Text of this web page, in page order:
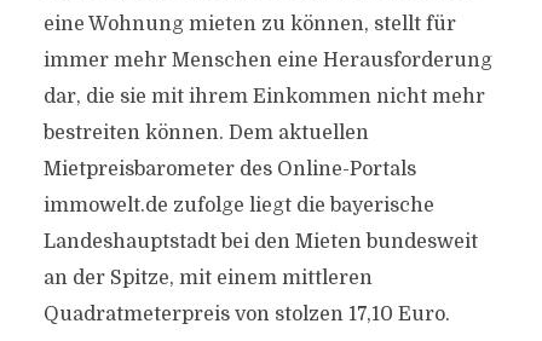
eine Wohnung mieten zu können, stellt für
immer mehr Menschen eine Herausforderung
dar, die sie mit ihrem Einkommen nicht mehr
bestreiten können. Dem aktuellen
Mietpreisbarometer des Online-Portals
immowelt.de zufolge liegt die bayerische
Landeshauptstadt bei den Mieten bundesweit
an der Spitze, mit einem mittleren
Quadratmeterpreis von stolzen 17,10 Euro.